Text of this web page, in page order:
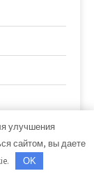
улучшения
сайтом, вы даете
OK